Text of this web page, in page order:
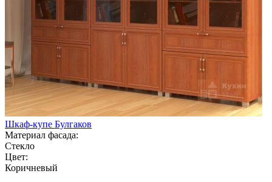
Шкаф-купе Булгаков
Материал фасада:
Стекло
Цвет:
Коричневый